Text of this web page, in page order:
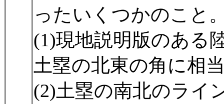
ったいくつかのこと
(1)現地説明版のある
土塁の北東の角に相
(2)土塁の南北のライ